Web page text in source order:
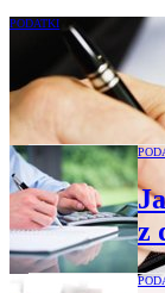
PODATKI
Skarga w
z